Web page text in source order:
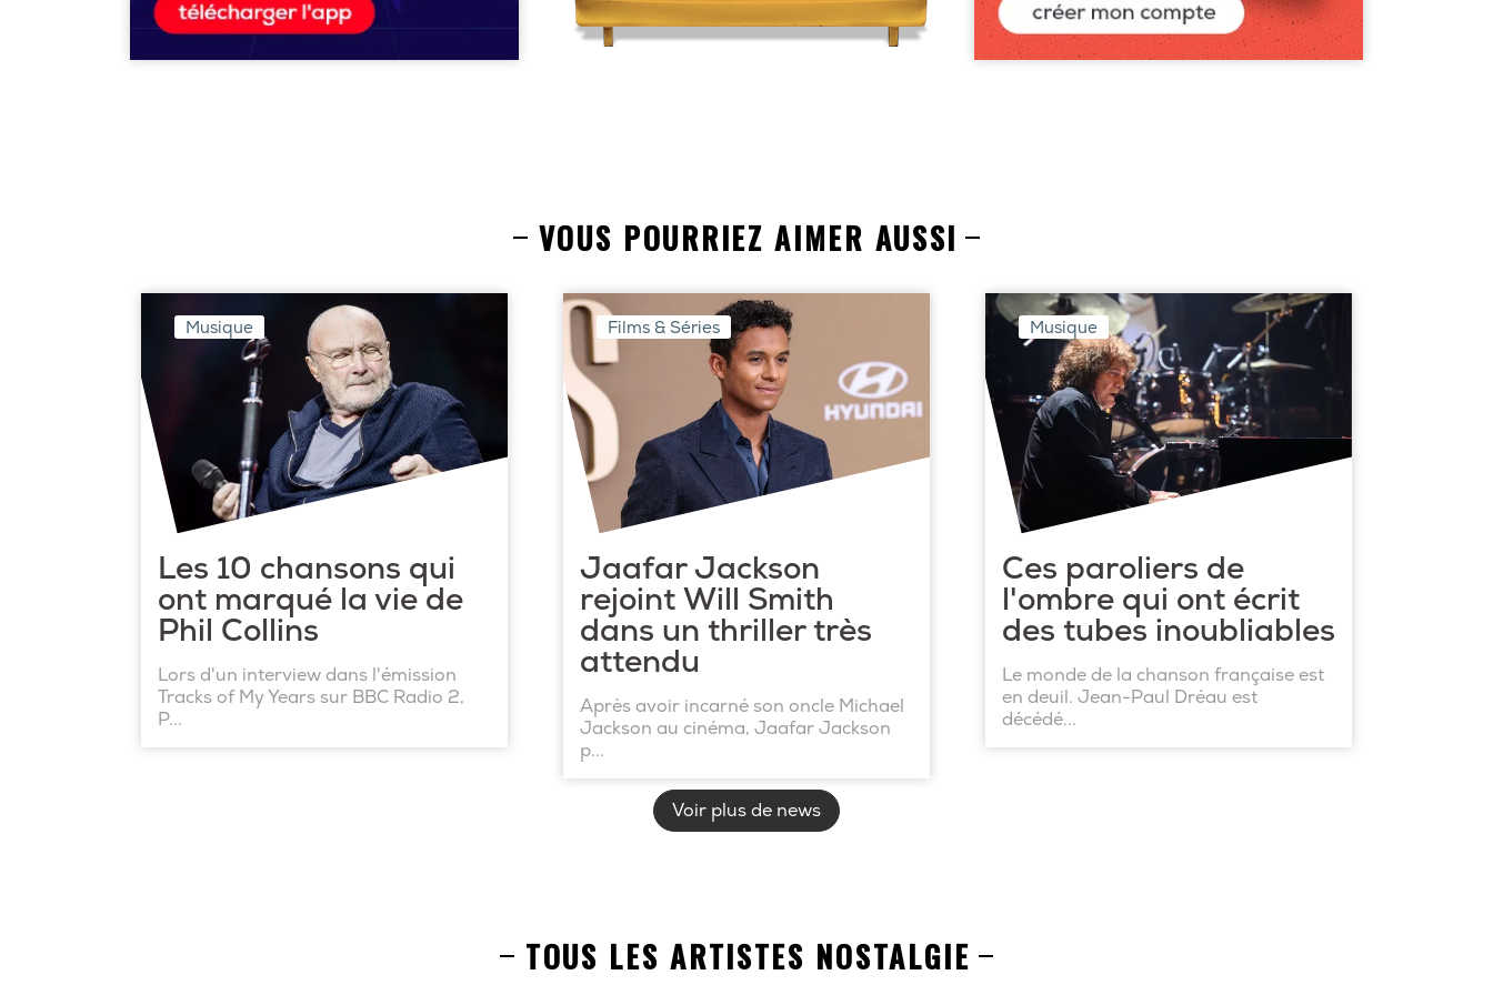
VOUS POURRIEZ AIMER AUSSI
Musique
Les 10 chansons qui
ont marqué la vie de
Phil Collins
Lors d'un interview dans l'émission
Tracks of My Years sur BBC Radio 2,
P...
Films & Séries
Jaafar Jackson
rejoint Will Smith
dans un thriller très
attendu
Après avoir incarné son oncle Michael
Jackson au cinéma, Jaafar Jackson
p...
Musique
Ces paroliers de
l'ombre qui ont écrit
des tubes inoubliables
Le monde de la chanson française est
en deuil. Jean-Paul Dréau est
décédé...
Voir plus de news
TOUS LES ARTISTES NOSTALGIE